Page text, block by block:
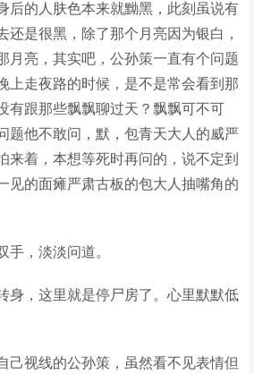
后的人肤色本来就黝黑，此刻虽说有
还是很黑，除了那个月亮因为银白，
月亮，其实吧，公孙策一直有个问题
上走夜路的时候，是不是常会看到那
有跟那些飘飘聊过天？飘飘可不可
题他不敢问，默，包青天大人的威严
来着，本想等死时再问的，说不定到
见的面瘫严肃古板的包大人抽嘴角的
手，淡淡问道。
身，这里就是停尸房了。心里默默低
己视线的公孙策，虽然看不见表情但